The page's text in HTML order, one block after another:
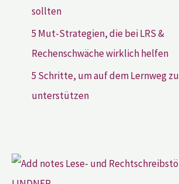
sollten
5 Mut-Strategien, die bei LRS &
Rechenschwäche wirklich helfen
5 Schritte, um auf dem Lernweg zu
unterstützen